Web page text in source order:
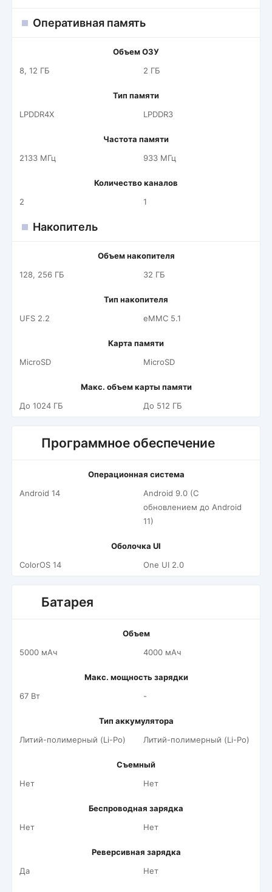
Оперативная память
Объем ОЗУ
8, 12 ГБ
2 ГБ
Тип памяти
LPDDR4X
LPDDR3
Частота памяти
2133 МГц
933 МГц
Количество каналов
2
1
Накопитель
Объем накопителя
128, 256 ГБ
32 ГБ
Тип накопителя
UFS 2.2
eMMC 5.1
Карта памяти
MicroSD
MicroSD
Макс. объем карты памяти
До 1024 ГБ
До 512 ГБ
Программное обеспечение
Операционная система
Android 14
Android 9.0 (С
обновлением до Android
11)
Оболочка UI
ColorOS 14
One UI 2.0
Батарея
Объем
5000 мАч
4000 мАч
Макс. мощность зарядки
67 Вт
-
Тип аккумулятора
Литий-полимерный (Li-Po)
Литий-полимерный (Li-Po)
Съемный
Нет
Нет
Беспроводная зарядка
Нет
Нет
Реверсивная зарядка
Да
Нет